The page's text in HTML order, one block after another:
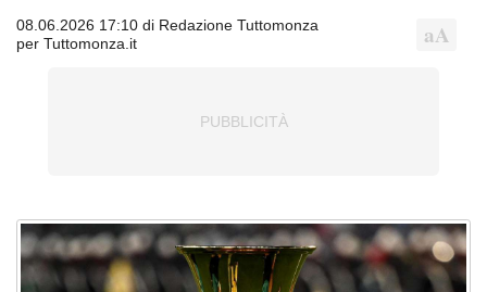
08.06.2026 17:10 di Redazione Tuttomonza
per Tuttomonza.it